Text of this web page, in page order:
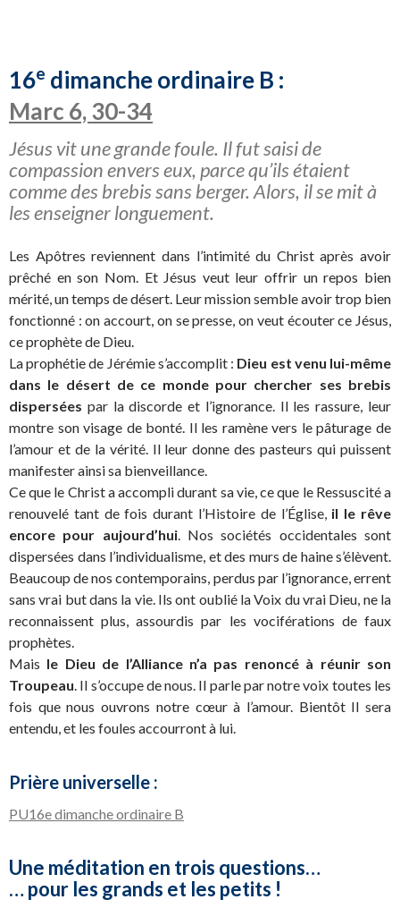
16e dimanche ordinaire B :
Marc 6, 30-34
Jésus vit une grande foule. Il fut saisi de
compassion envers eux, parce qu’ils étaient
comme des brebis sans berger. Alors, il se mit à
les enseigner longuement.
Les Apôtres reviennent dans l’intimité du Christ après avoir
prêché en son Nom. Et Jésus veut leur offrir un repos bien
mérité, un temps de désert. Leur mission semble avoir trop bien
fonctionné : on accourt, on se presse, on veut écouter ce Jésus,
ce prophète de Dieu.
La prophétie de Jérémie s’accomplit : Dieu est venu lui-même
dans le désert de ce monde pour chercher ses brebis
dispersées par la discorde et l’ignorance. Il les rassure, leur
montre son visage de bonté. Il les ramène vers le pâturage de
l’amour et de la vérité. Il leur donne des pasteurs qui puissent
manifester ainsi sa bienveillance.
Ce que le Christ a accompli durant sa vie, ce que le Ressuscité a
renouvelé tant de fois durant l’Histoire de l’Église, il le rêve
encore pour aujourd’hui. Nos sociétés occidentales sont
dispersées dans l’individualisme, et des murs de haine s’élèvent.
Beaucoup de nos contemporains, perdus par l’ignorance, errent
sans vrai but dans la vie. Ils ont oublié la Voix du vrai Dieu, ne la
reconnaissent plus, assourdis par les vociférations de faux
prophètes.
Mais le Dieu de l’Alliance n’a pas renoncé à réunir son
Troupeau . Il s’occupe de nous. Il parle par notre voix toutes les
fois que nous ouvrons notre cœur à l’amour. Bientôt Il sera
entendu, et les foules accourront à lui.
Prière universelle :
PU16e dimanche ordinaire B
Une méditation en trois questions…
… pour les grands et les petits !